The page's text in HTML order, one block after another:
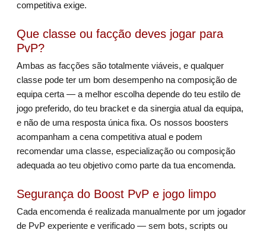
competitiva exige.
Que classe ou facção deves jogar para
PvP?
Ambas as facções são totalmente viáveis, e qualquer
classe pode ter um bom desempenho na composição de
equipa certa — a melhor escolha depende do teu estilo de
jogo preferido, do teu bracket e da sinergia atual da equipa,
e não de uma resposta única fixa. Os nossos boosters
acompanham a cena competitiva atual e podem
recomendar uma classe, especialização ou composição
adequada ao teu objetivo como parte da tua encomenda.
Segurança do Boost PvP e jogo limpo
Cada encomenda é realizada manualmente por um jogador
de PvP experiente e verificado — sem bots, scripts ou